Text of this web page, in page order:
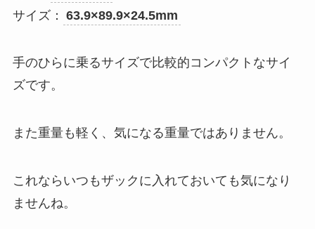
サイズ： 63.9×89.9×24.5mm
手のひらに乗るサイズで比較的コンパクトなサイ
ズです。
また重量も軽く、気になる重量ではありません。
これならいつもザックに入れておいても気になり
ませんね。